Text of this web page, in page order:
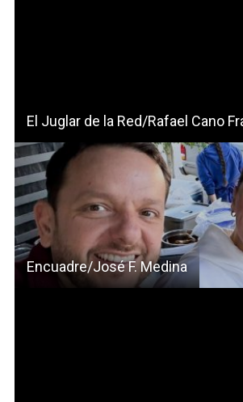
El Juglar de la Red/Rafael Cano
Encuadre/José F. Medina